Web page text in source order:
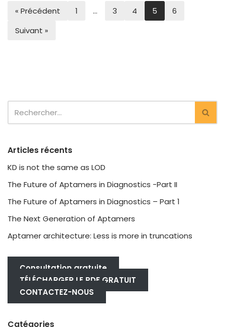
« Précédent 1 … 3 4 5
6
Suivant »
Articles récents
KD is not the same as LOD
The Future of Aptamers in Diagnostics -Part II
The Future of Aptamers in Diagnostics – Part 1
The Next Generation of Aptamers
Aptamer architecture: Less is more in truncations
Consultation gratuite
TÉLÉCHARGER LE PDF GRATUIT
CONTACTEZ-NOUS
Catégories